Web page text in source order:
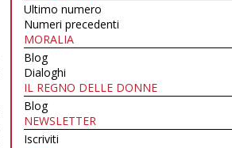
Ultimo numero
Numeri precedenti
MORALIA
Blog
Dialoghi
IL REGNO DELLE DONNE
Blog
NEWSLETTER
Iscriviti